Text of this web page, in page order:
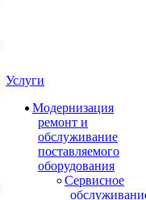
Услуги
Модернизация
ремонт и
обслуживание
поставляемого
оборудования
Сервисное